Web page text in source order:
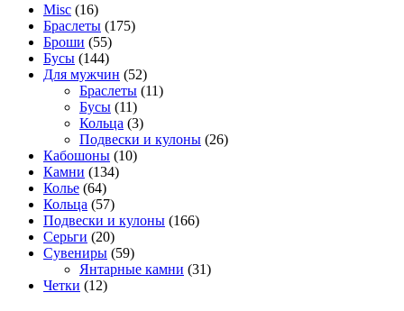
Misc (16)
Браслеты (175)
Броши (55)
Бусы (144)
Для мужчин (52)
Браслеты (11)
Бусы (11)
Кольца (3)
Подвески и кулоны (26)
Кабошоны (10)
Камни (134)
Колье (64)
Кольца (57)
Подвески и кулоны (166)
Серьги (20)
Сувениры (59)
Янтарные камни (31)
Четки (12)